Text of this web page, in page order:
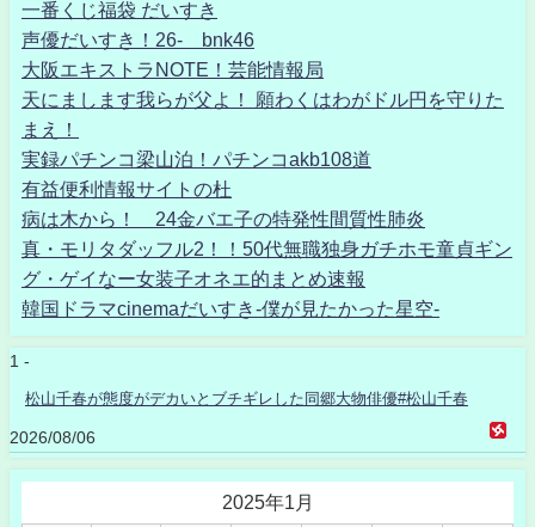
一番くじ福袋 だいすき
声優だいすき！26- bnk46
大阪エキストラNOTE！芸能情報局
天にまします我らが父よ！ 願わくはわがドル円を守りた
まえ！
実録パチンコ梁山泊！パチンコakb108道
有益便利情報サイトの杜
病は木から！ 24金バエ子の特発性間質性肺炎
真・モリタダッフル2！！50代無職独身ガチホモ童貞ギン
グ・ゲイなー女装子オネエ的まとめ速報
韓国ドラマcinemaだいすき-僕が見たかった星空-
1 -
松山千春が態度がデカいとブチギレした同郷大物俳優#松山千春
2026/08/06
2025年1月